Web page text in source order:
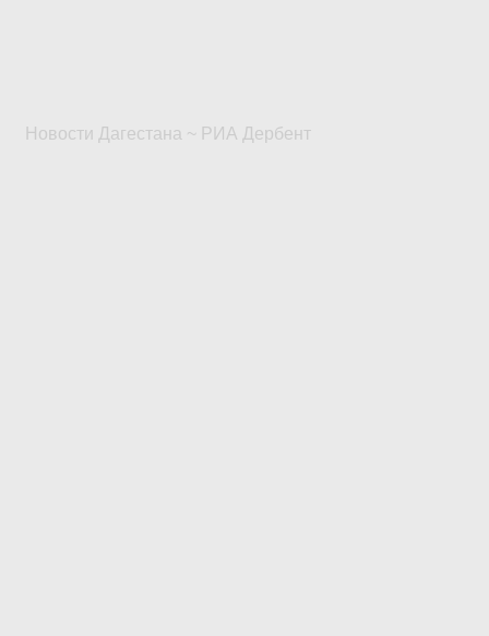
Новости Дагестана ~ РИА Дербент